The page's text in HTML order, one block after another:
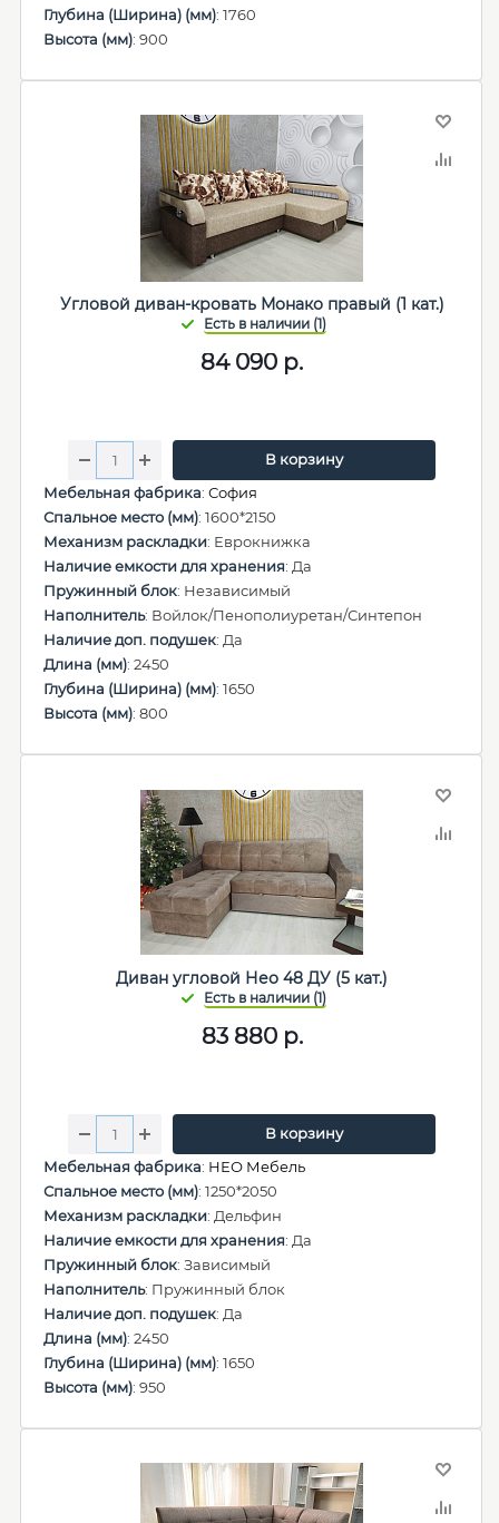
Глубина (Ширина) (мм): 1760
Высота (мм): 900
Угловой диван-кровать Монако правый (1 кат.)
84 090 р.
В корзину
Мебельная фабрика: София
Спальное место (мм): 1600*2150
Механизм раскладки: Еврокнижка
Наличие емкости для хранения: Да
Пружинный блок: Независимый
Наполнитель: Войлок/Пенополиуретан/Синтепон
Наличие доп. подушек: Да
Длина (мм): 2450
Глубина (Ширина) (мм): 1650
Высота (мм): 800
Диван угловой Нео 48 ДУ (5 кат.)
83 880р.
В корзину
Мебельная фабрика: НЕО Мебель
Спальное место (мм): 1250*2050
Механизм раскладки: Дельфин
Наличие емкости для хранения: Да
Пружинный блок: Зависимый
Наполнитель: Пружинный блок
Наличие доп. подушек: Да
Длина (мм): 2450
Глубина (Ширина) (мм): 1650
Высота (мм): 950